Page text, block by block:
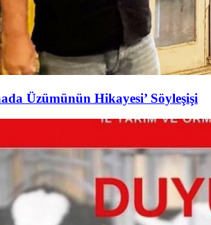
Üzümünün Hikayesi’ Söyleşişi